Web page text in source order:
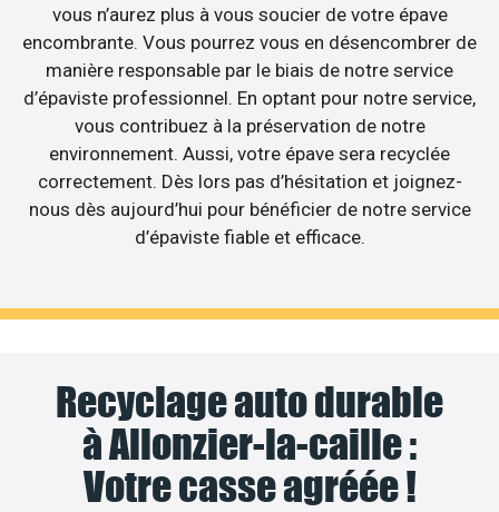
vous n’aurez plus à vous soucier de votre épave
encombrante. Vous pourrez vous en désencombrer de
manière responsable par le biais de notre service
d’épaviste professionnel. En optant pour notre service,
vous contribuez à la préservation de notre
environnement. Aussi, votre épave sera recyclée
correctement. Dès lors pas d’hésitation et joignez-
nous dès aujourd’hui pour bénéficier de notre service
d’épaviste fiable et efficace.
Recyclage auto durable
à Allonzier-la-caille :
Votre casse agréée !